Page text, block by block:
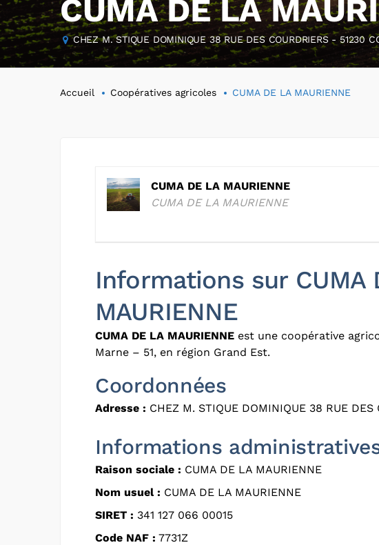
CUMA DE LA
CHEZ M. STIQUE DOMINIQUE 38 RUE DES COURDRIERS - 51230
Accueil Coopératives agricoles CUMA DE LA MAURIENNE
CUMA DE LA MAURIENNE
CUMA DE LA MAURIENNE
Informations sur CUMA
MAURIENNE
CUMA DE LA MAURIENNE est une coopérative
Marne – 51, en région Grand Est.
Coordonnées
Adresse : CHEZ M. STIQUE DOMINIQUE 38 RUE DES
Informations
Raison sociale : CUMA DE LA MAURIENNE
Nom usuel : CUMA DE LA MAURIENNE
SIRET : 341 127 066 00015
Code NAF : 7731Z